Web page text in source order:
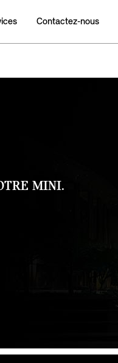
Contactez‑nous
MINI.